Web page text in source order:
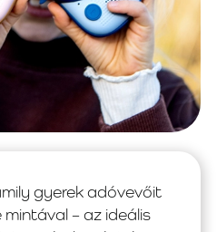
gyerek adóvevőit
– az ideális